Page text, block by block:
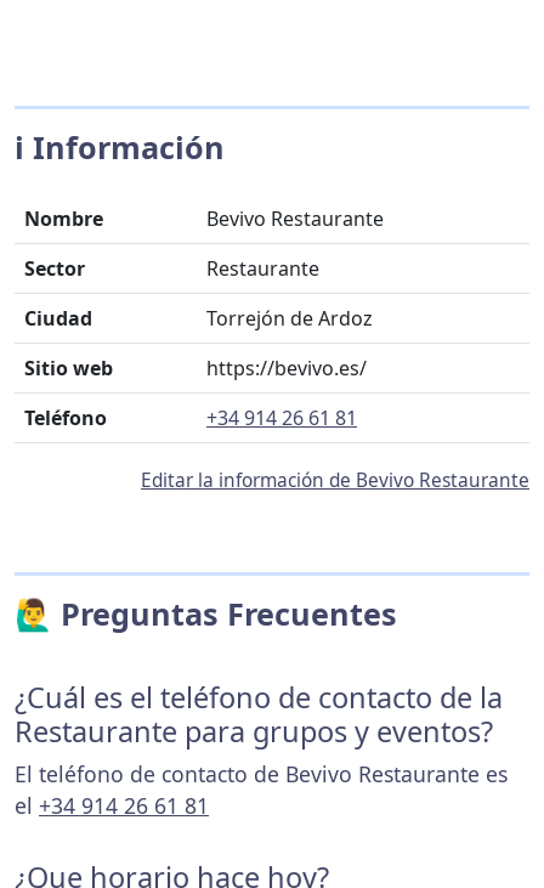
ℹ️ Información
Nombre
Bevivo Restaurante
Sector
Restaurante
Ciudad
Torrejón de Ardoz
Sitio web
https://bevivo.es/
Teléfono
+34 914 26 61 81
Editar la información de Bevivo Restaurante
🙋‍♂️ Preguntas Frecuentes
¿Cuál es el teléfono de contacto de la
Restaurante para grupos y eventos?
El teléfono de contacto de Bevivo Restaurante es
el +34 914 26 61 81
¿Que horario hace hoy?